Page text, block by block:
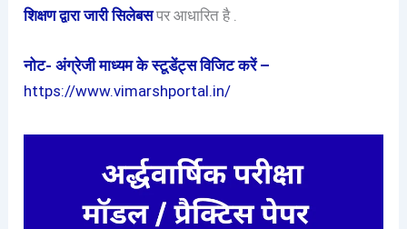
शिक्षण द्वारा जारी सिलेबस पर आधारित है .
नोट- अंग्रेजी माध्यम के स्टूडेंट्स विजिट करें –
https://www.vimarshportal.in/